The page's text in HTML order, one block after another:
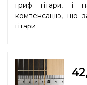
гриф гітари, і
компенсацію, що
гітари.